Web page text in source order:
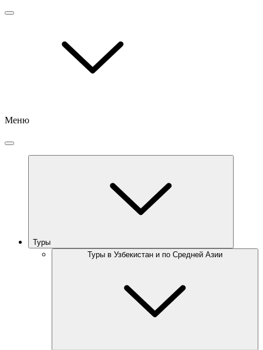
Меню
Туры
Туры в Узбекистан и по Средней Азии